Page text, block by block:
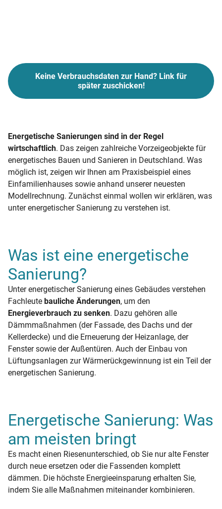
Keine Verbrauchsdaten zur Hand? Link für
später zuschicken!
Energetische Sanierungen sind in der Regel
wirtschaftlich. Das zeigen zahlreiche Vorzeigeobjekte für
energetisches Bauen und Sanieren in Deutschland. Was
möglich ist, zeigen wir Ihnen am Praxisbeispiel eines
Einfamilienhauses sowie anhand unserer neuesten
Modellrechnung. Zunächst einmal wollen wir erklären, was
unter energetischer Sanierung zu verstehen ist.
Was ist eine energetische
Sanierung?
Unter energetischer Sanierung eines Gebäudes verstehen
Fachleute bauliche Änderungen, um den
Energieverbrauch zu senken. Dazu gehören alle
Dämmmaßnahmen (der Fassade, des Dachs und der
Kellerdecke) und die Erneuerung der Heizanlage, der
Fenster sowie der Außentüren. Auch der Einbau von
Lüftungsanlagen zur Wärmerückgewinnung ist ein Teil der
energetischen Sanierung.
Energetische Sanierung: Was
am meisten bringt
Es macht einen Riesenunterschied, ob Sie nur alte Fenster
durch neue ersetzen oder die Fassenden komplett
dämmen. Die höchste Energieeinsparung erhalten Sie,
indem Sie alle Maßnahmen miteinander kombinieren.